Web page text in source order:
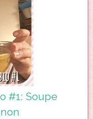
#1: Soupe